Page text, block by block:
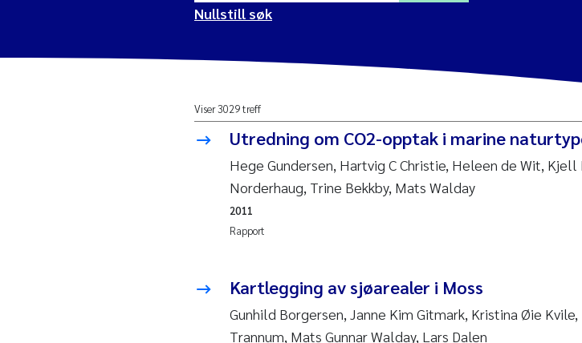
2025
2024
2022
2021
2020
Nullstill
Yan Lin
Kristina Øie Kvile
Areti Balkoni
Charles Patrick Lavin
Eirin Aasland
Nullstill søk
Viser 3029 treff
Utredning om CO2-opptak i marine
Hege Gundersen, Hartvig C Christie, Heleen de Wit, Kjell
Norderhaug, Trine Bekkby, Mats Walday
Rapport
2011
Kartlegging av sjøarealer i Moss
Gunhild Borgersen, Janne Kim Gitmark, Kristina Øie
Trannum, Mats Gunnar Walday, Lars Dalen